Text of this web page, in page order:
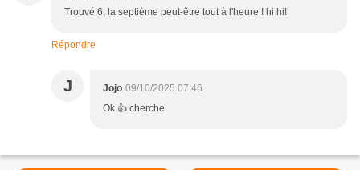
Trouvé 6, la septième peut-être tout à l'heure ! hi hi!
Répondre
J Jojo 09/10/2025 07:46
Ok 👍 cherche